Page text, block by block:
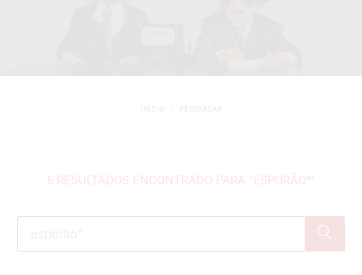
PESQUISAR
6 RESULTADOS ENCONTRADO PARA "ESPORÃO*"